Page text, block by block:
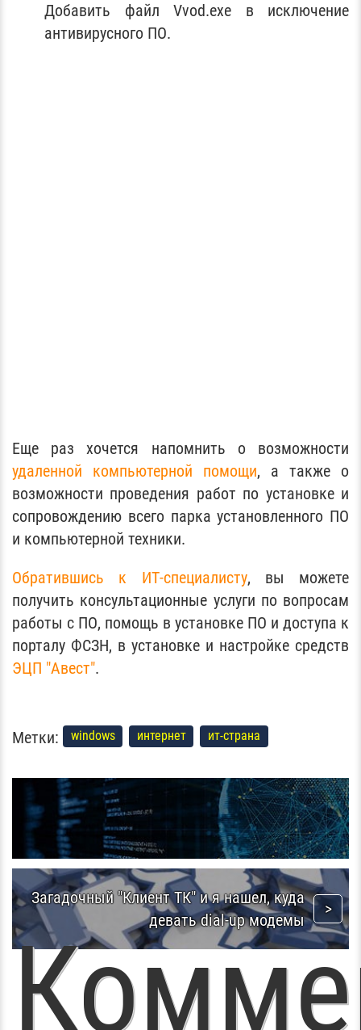
Добавить файл Vvod.exe в исключение
антивирусного ПО.
Еще раз хочется напомнить о возможности
удаленной компьютерной помощи, а также о
возможности проведения работ по установке и
сопровождению всего парка установленного ПО
и компьютерной техники.
Обратившись к ИТ-специалисту, вы можете
получить консультационные услуги по вопросам
работы с ПО, помощь в установке ПО и доступа к
порталу ФСЗН, в установке и настройке средств
ЭЦП "Авест".
Метки: windows интернет ит-страна
Загадочный "Клиент ТК" и я нашел, куда
девать dial-up модемы